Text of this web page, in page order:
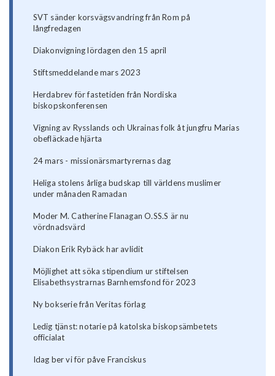
SVT sänder korsvägsvandring från Rom på
långfredagen
Diakonvigning lördagen den 15 april
Stiftsmeddelande mars 2023
Herdabrev för fastetiden från Nordiska
biskopskonferensen
Vigning av Rysslands och Ukrainas folk åt jungfru Marias
obefläckade hjärta
24 mars - missionärsmartyrernas dag
Heliga stolens årliga budskap till världens muslimer
under månaden Ramadan
Moder M. Catherine Flanagan O.SS.S är nu
vördnadsvärd
Diakon Erik Rybäck har avlidit
Möjlighet att söka stipendium ur stiftelsen
Elisabethsystrarnas Barnhemsfond för 2023
Ny bokserie från Veritas förlag
Ledig tjänst: notarie på katolska biskopsämbetets
officialat
Idag ber vi för påve Franciskus